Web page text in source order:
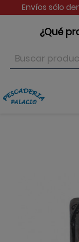
Envíos sólo
¿Qué